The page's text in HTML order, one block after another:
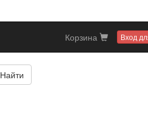
Вход
Корзина
Найти